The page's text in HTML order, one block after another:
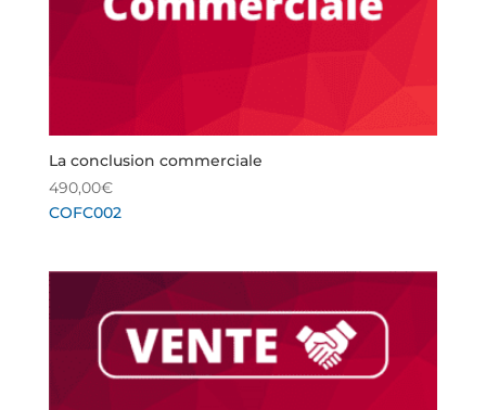
La conclusion commerciale
490,00€
COFC002